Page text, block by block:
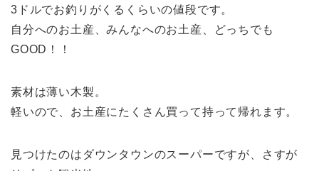
3ドルでお釣りがくるくらいの値段です。
自分へのお土産、みんなへのお土産、どっちでも
GOOD！！
素材は薄い木製。
軽いので、お土産にたくさん買って持って帰れます。
見つけたのはダウンタウンのスーパーですが、さすが